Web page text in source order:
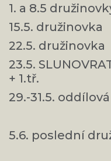
1. a 8.5
15.5. družinovka
22.5. družinovka
23.5.
+ 1.tř.
29.-31.5.
5.6. poslední